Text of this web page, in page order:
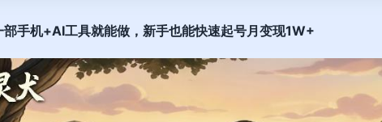
部手机+AI工具就能做，新手也能快速起号月变现1W+